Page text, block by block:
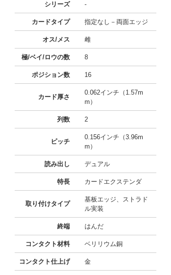
シリーズ -
カードタイプ 指定なし－両面エッジ
オス/メス 雌
極/ベイ/ロウの数 8
ポジション数 16
カード厚さ
0.062インチ（1.57m
m）
列数 2
ピッチ
0.156インチ（3.96m
m）
読み出し デュアル
特長 カードエクステンダ
取り付けタイプ
基板エッジ、ストラド
ル実装
終端 はんだ
コンタクト材料 ベリリウム銅
コンタクト仕上げ 金